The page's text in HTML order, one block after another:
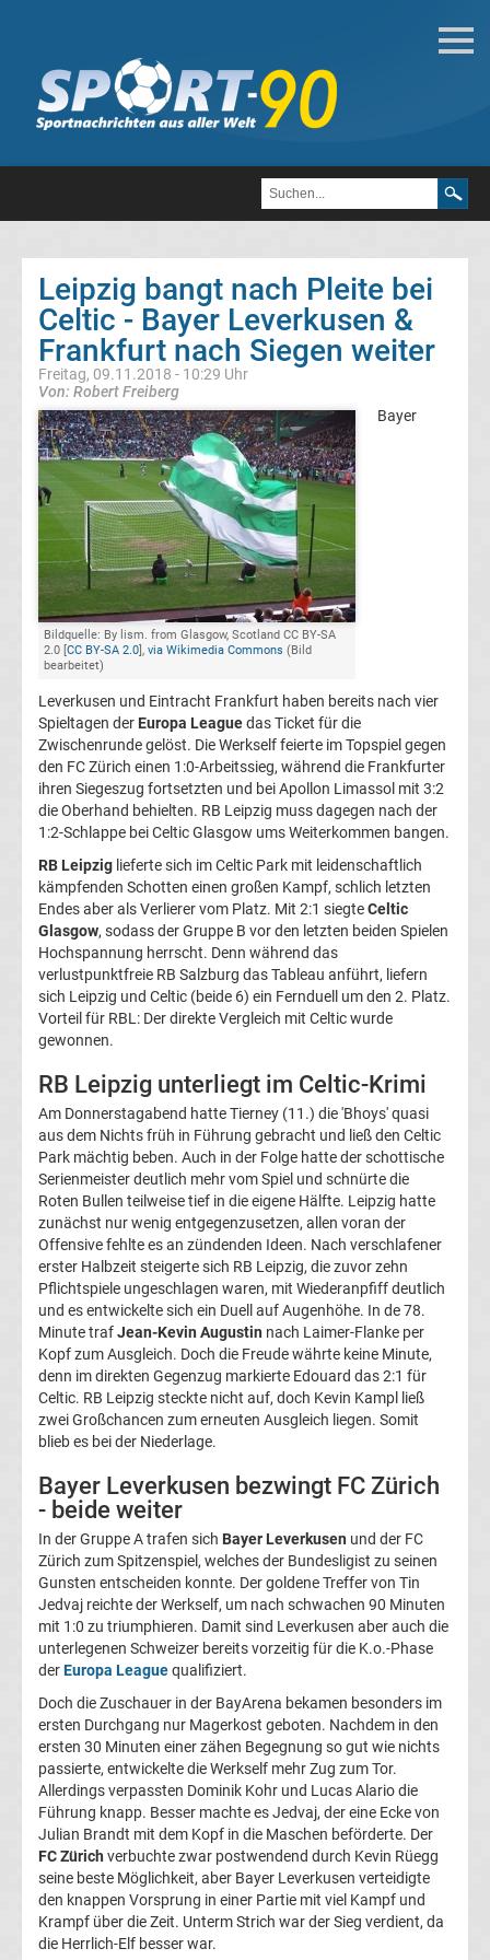
Fußball
Bundesliga
3.
Liga
DFB-
Pokal
Champions
League
Europa
Europa
Conference
Premier
League
La
Serie
A
Türk.
Süper
Lig
Internat.
Fußball
UEFA
Youth
League
Fußball
Fußball
EM
Frauenfußball
Amateurfußball
Leipzig bangt nach Pleite bei
Celtic - Bayer Leverkusen &
Frankfurt nach Siegen weiter
Freitag, 09.11.2018 - 10:29 Uhr
Von: Robert Freiberg
Bildquelle: By lism. from Glasgow, Scotland CC BY-SA
2.0 [CC BY-SA 2.0], via Wikimedia Commons (Bild
bearbeitet)
Bayer
Leverkusen und Eintracht Frankfurt haben bereits nach vier
Spieltagen der Europa Leaguedas Ticket für die
Zwischenrunde gelöst. Die Werkself feierte im Topspiel gegen
den FC Zürich einen 1:0-Arbeitssieg, während die Frankfurter
ihren Siegeszug fortsetzten und bei Apollon Limassol mit 3:2
die Oberhand behielten. RB Leipzig muss dagegen nach der
1:2-Schlappe bei Celtic Glasgow ums Weiterkommen bangen.
RB Leipzig lieferte sich im Celtic Park mit leidenschaftlich
kämpfenden Schotten einen großen Kampf, schlich letzten
Endes aber als Verlierer vom Platz. Mit 2:1 siegteCeltic
Glasgow, sodass der Gruppe B vor den letzten beiden Spielen
Hochspannung herrscht. Denn während das
verlustpunktfreie RB Salzburg das Tableau anführt, liefern
sich Leipzig und Celtic (beide 6) ein Fernduell um den 2. Platz.
Vorteil für RBL: Der direkte Vergleich mit Celtic wurde
gewonnen.
RB Leipzig unterliegt im Celtic-Krimi
Am Donnerstagabend hatte Tierney (11.) die 'Bhoys' quasi
aus dem Nichts früh in Führung gebracht und ließ den Celtic
Park mächtig beben. Auch in der Folge hatte der schottische
Serienmeister deutlich mehr vom Spiel und schnürte die
Roten Bullen teilweise tief in die eigene Hälfte. Leipzig hatte
zunächst nur wenig entgegenzusetzen, allen voran der
Offensive fehlte es an zündenden Ideen. Nach verschlafener
erster Halbzeit steigerte sich RB Leipzig, die zuvor zehn
Pflichtspiele ungeschlagen waren, mit Wiederanpfiff deutlich
und es entwickelte sich ein Duell auf Augenhöhe. In de 78.
Minute trafJean-Kevin Augustin nach Laimer-Flanke per
Kopf zum Ausgleich. Doch die Freude währte keine Minute,
denn im direkten Gegenzug markierte Edouard das 2:1 für
Celtic. RB Leipzig steckte nicht auf, doch Kevin Kampl ließ
zwei Großchancen zum erneuten Ausgleich liegen. Somit
blieb es bei der Niederlage.
Bayer Leverkusen bezwingt FC Zürich
- beide weiter
In der Gruppe A trafen sich Bayer Leverkusen und der FC
Zürich zum Spitzenspiel, welches der Bundesligist zu seinen
Gunsten entscheiden konnte. Der goldene Treffer von Tin
Jedvaj reichte der Werkself, um nach schwachen 90 Minuten
mit 1:0 zu triumphieren. Damit sind Leverkusen aber auch die
unterlegenen Schweizer bereits vorzeitig für die K.o.-Phase
derEuropa Leaguequalifiziert.
Doch die Zuschauer in der BayArena bekamen besonders im
ersten Durchgang nur Magerkost geboten. Nachdem in den
ersten 30 Minuten einer zähen Begegnung so gut wie nichts
passierte, entwickelte die Werkself mehr Zug zum Tor.
Allerdings verpassten Dominik Kohr und Lucas Alario die
Führung knapp. Besser machte es Jedvaj, der eine Ecke von
Julian Brandt mit dem Kopf in die Maschen beförderte. Der
FC Zürich verbuchte zwar postwendend durch Kevin Rüegg
seine beste Möglichkeit, aber Bayer Leverkusen verteidigte
den knappen Vorsprung in einer Partie mit viel Kampf und
Krampf über die Zeit. Unterm Strich war der Sieg verdient, da
die Herrlich-Elf besser war.